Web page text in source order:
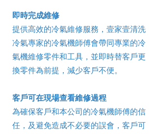
即時完成維修
提供高效的冷氣維修服務，壹家壹清洗
冷氣專家的冷氣機師傅會帶同專業的冷
氣機維修零件和工具，並即時替客戶更
換零件為前提，減少客戶不便。
客戶可在現場查看維修過程
為確保客戶和本公司的冷氣機師傅的信
任，及避免造成不必要的誤會，客戶可